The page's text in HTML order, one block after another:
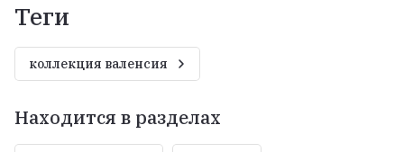
теги
коллекция валенсия
Находится в разделах